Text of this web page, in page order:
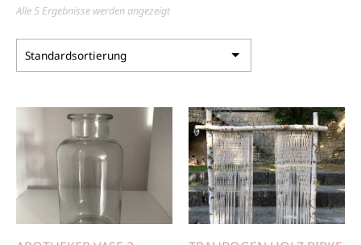
Alle 5 Ergebnisse werden angezeigt